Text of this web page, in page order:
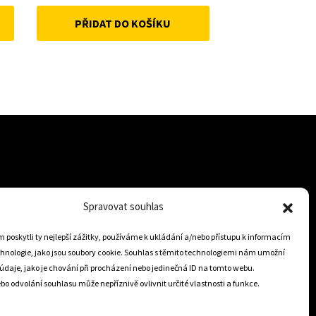
Spravovat souhlas
poskytli ty nejlepší zážitky, používáme k ukládání a/nebo přístupu k informacím
jako jsou soubory cookie. Souhlas s těmito technologiemi nám umožní
jako je chování při procházení nebo jedinečná ID na tomto webu.
odvolání souhlasu může nepříznivě ovlivnit určité vlastnosti a funkce.
price
was:
price
is:
PŘIDAT DO KOŠÍKU
+421 905 806 234
info@dojezdovakola.com
Slovenský Eshop